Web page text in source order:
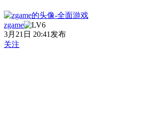
zgame
3月21日 20:41发布
关注